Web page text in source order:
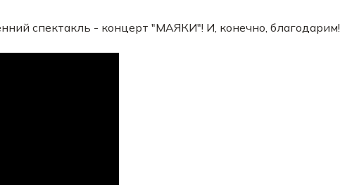
спектакль - концерт "МАЯКИ"! И, конечно, благодарим!